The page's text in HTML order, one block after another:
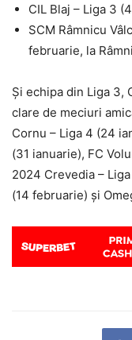
CIL Blaj – Liga 3
SCM Râmnicu
februarie, la
Și echipa din Liga 3,
clare de meciuri
Cornu – Liga 4 (24
(31 ianuarie), FC
2024 Crevedia –
(14 februarie) și